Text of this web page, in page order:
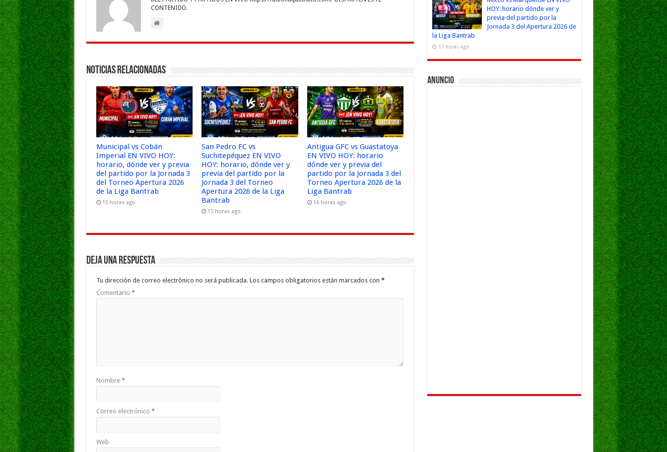
CONTENIDO.
Noticias Relacionadas
Municipal vs Cobán
Imperial EN VIVO HOY:
horario, dónde ver y previa
del partido por la Jornada 3
del Torneo Apertura 2026
de la Liga Bantrab
15 horas ago
San Pedro FC vs
Suchitepéquez EN VIVO
HOY: horario, dónde ver y
previa del partido por la
Jornada 3 del Torneo
Apertura 2026 de la Liga
Bantrab
15 horas ago
Antigua GFC vs Guastatoya
EN VIVO HOY: horario
dónde ver y previa del
partido por la Jornada 3 del
Torneo Apertura 2026 de la
Liga Bantrab
16 horas ago
Deja una respuesta
Tu dirección de correo electrónico no será publicada. Los campos obligatorios están marcados con *
Comentario *
Nombre *
Correo electrónico *
Web
HOY: horario dónde ver y
previa del partido por la
Jornada 3 del Apertura 2026 de
la Liga Bantrab
17 horas ago
Anuncio